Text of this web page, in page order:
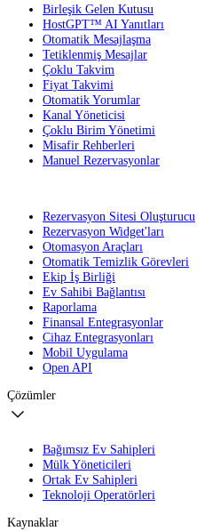
Birleşik Gelen Kutusu
HostGPT™ AI Yanıtları
Otomatik Mesajlaşma
Tetiklenmiş Mesajlar
Çoklu Takvim
Fiyat Takvimi
Otomatik Yorumlar
Kanal Yöneticisi
Çoklu Birim Yönetimi
Misafir Rehberleri
Manuel Rezervasyonlar
Rezervasyon Sitesi Oluşturucu
Rezervasyon Widget'ları
Otomasyon Araçları
Otomatik Temizlik Görevleri
Ekip İş Birliği
Ev Sahibi Bağlantısı
Raporlama
Finansal Entegrasyonlar
Cihaz Entegrasyonları
Mobil Uygulama
Open API
Çözümler
Bağımsız Ev Sahipleri
Mülk Yöneticileri
Ortak Ev Sahipleri
Teknoloji Operatörleri
Kaynaklar